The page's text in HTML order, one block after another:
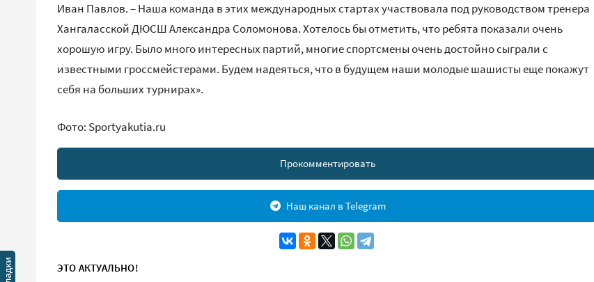
Иван Павлов. – Наша команда в этих международных стартах участвовала под руководством тренера
Хангаласской ДЮСШ Александра Соломонова. Хотелось бы отметить, что ребята показали очень
хорошую игру. Было много интересных партий, многие спортсмены очень достойно сыграли с
известными гроссмейстерами. Будем надеяться, что в будущем наши молодые шашисты еще покажут
себя на больших турнирах».
Фото: Sportyakutia.ru
Прокомментировать
Наш канал в Telegram
ЭТО АКТУАЛЬНО!